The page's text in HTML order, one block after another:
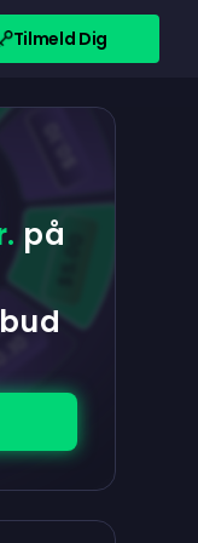
Tilmeld Dig
på
$5.00